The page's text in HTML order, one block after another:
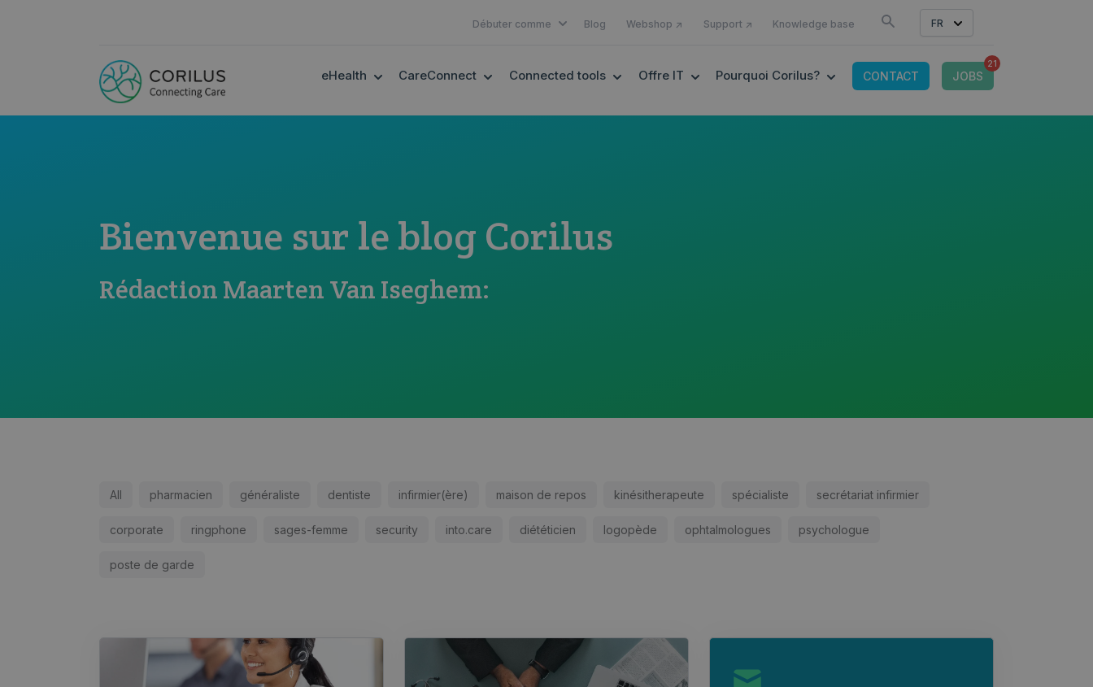
Débuter comme SHOW SUBMENU FOR DÉBUTER COMME
Blog Webshop ↗ Support ↗ Knowledge base FR
eHealth SHOW SUBMENU FOR EHEALTH
CareConnect SHOW SUBMENU FOR CARECONNECT
Connected tools SHOW SUBMENU FOR CONNECTED TOOLS
Offre IT SHOW SUBMENU FOR OFFRE IT
Pourquoi Corilus? SHOW SUBMENU FOR POURQUOI CORILUS?
CONTACT JOBS
21
Bienvenue sur le blog Corilus
Rédaction Maarten Van Iseghem:
All pharmacien généraliste dentiste infirmier(ère) maison de repos kinésitherapeute spécialiste secrétariat infirmier
corporate ringphone sages-femme security into.care diététicien logopède ophtalmologues psychologue
poste de garde